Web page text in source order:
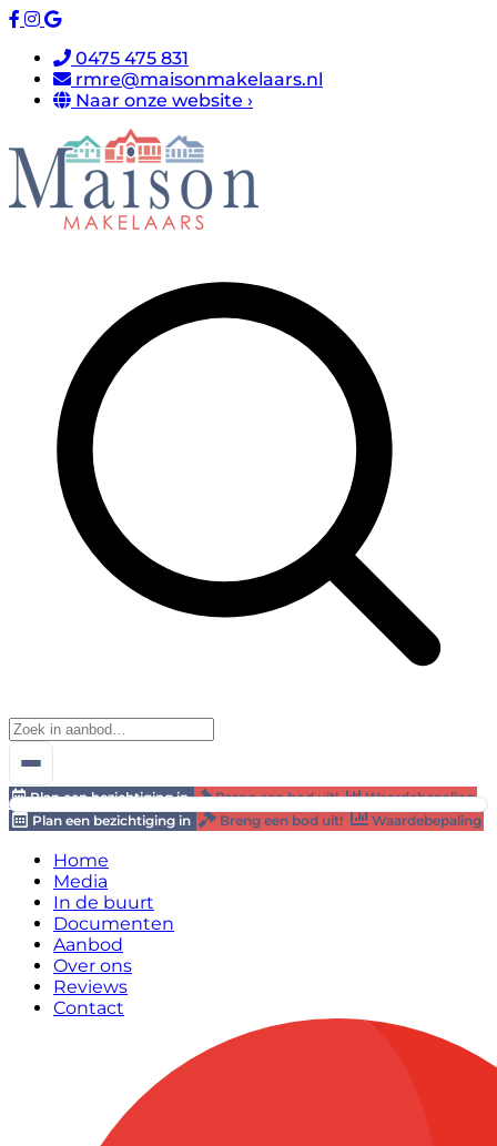
0475 475 831
rmre@maisonmakelaars.nl
Naar onze website ›
Plan een bezichtiging in Breng een bod uit!
Waardebepaling
Plan een bezichtiging in
Breng een bod uit! Waardebepaling
Home
Media
In de buurt
Documenten
Aanbod
Over ons
Reviews
Contact